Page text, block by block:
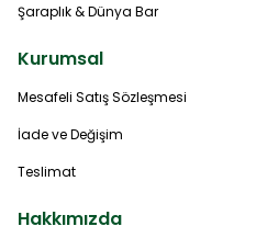
Şaraplık & Dünya Bar
Kurumsal
Mesafeli Satış Sözleşmesi
İade ve Değişim
Teslimat
Hakkımızda